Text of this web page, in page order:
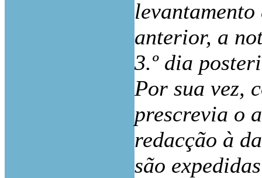
anterior, a
3.º dia
Por sua vez,
prescrevia o
redacção à
são